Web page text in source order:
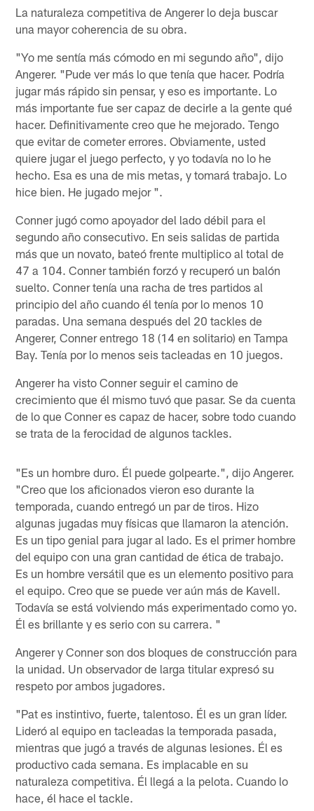
La naturaleza competitiva de Angerer lo deja buscar
una mayor coherencia de su obra.
"Yo me sentía más cómodo en mi segundo año", dijo
Angerer. "Pude ver más lo que tenía que hacer. Podría
jugar más rápido sin pensar, y eso es importante. Lo
más importante fue ser capaz de decirle a la gente qué
hacer. Definitivamente creo que he mejorado. Tengo
que evitar de cometer errores. Obviamente, usted
quiere jugar el juego perfecto, y yo todavía no lo he
hecho. Esa es una de mis metas, y tomará trabajo. Lo
hice bien. He jugado mejor ".
Conner jugó como apoyador del lado débil para el
segundo año consecutivo. En seis salidas de partida
más que un novato, bateó frente multiplico al total de
47 a 104. Conner también forzó y recuperó un balón
suelto. Conner tenía una racha de tres partidos al
principio del año cuando él tenía por lo menos 10
paradas. Una semana después del 20 tackles de
Angerer, Conner entrego 18 (14 en solitario) en Tampa
Bay. Tenía por lo menos seis tacleadas en 10 juegos.
Angerer ha visto Conner seguir el camino de
crecimiento que él mismo tuvó que pasar. Se da cuenta
de lo que Conner es capaz de hacer, sobre todo cuando
se trata de la ferocidad de algunos tackles.
"Es un hombre duro. Él puede golpearte.", dijo Angerer.
"Creo que los aficionados vieron eso durante la
temporada, cuando entregó un par de tiros. Hizo
algunas jugadas muy físicas que llamaron la atención.
Es un tipo genial para jugar al lado. Es el primer hombre
del equipo con una gran cantidad de ética de trabajo.
Es un hombre versátil que es un elemento positivo para
el equipo. Creo que se puede ver aún más de Kavell.
Todavía se está volviendo más experimentado como yo.
Él es brillante y es serio con su carrera. "
Angerer y Conner son dos bloques de construcción para
la unidad. Un observador de larga titular expresó su
respeto por ambos jugadores.
"Pat es instintivo, fuerte, talentoso. Él es un gran líder.
Lideró al equipo en tacleadas la temporada pasada,
mientras que jugó a través de algunas lesiones. Él es
productivo cada semana. Es implacable en su
naturaleza competitiva. Él llegá a la pelota. Cuando lo
hace, él hace el tackle.